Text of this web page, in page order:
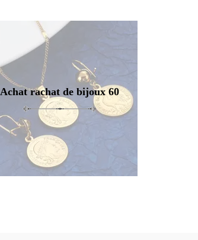
Achat rachat de bijoux 60